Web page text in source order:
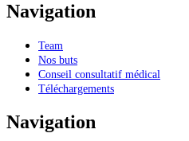
Navigation
Team
Nos buts
Conseil consultatif médical
Téléchargements
Navigation